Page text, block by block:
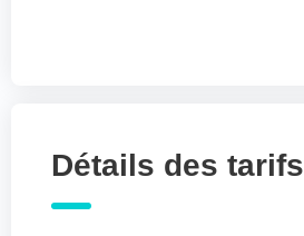
Détails des tarifs